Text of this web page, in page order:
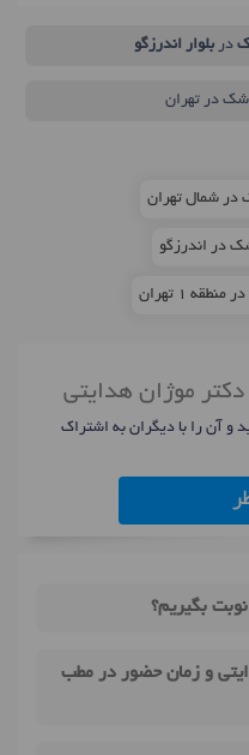
در بلوار اندرزگو
در تهران
در شمال تهران
در اندرزگو
1 تهران
موژان هدایتی
و آن را با دیگران به اشتراک
بگیریم؟
و زمان حضور در مطب